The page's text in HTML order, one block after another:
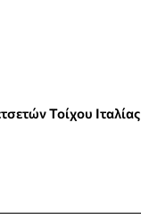
Τοίχου Ιταλίας